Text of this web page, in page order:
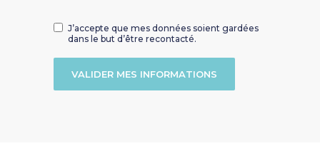
J’accepte que mes données soient gardées
dans le but d’être recontacté.
VALIDER MES INFORMATIONS